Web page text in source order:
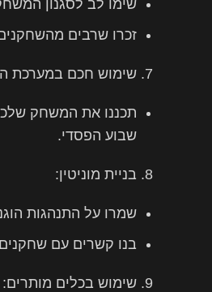
שימו לב לסגנון
זכרו שרבים
שימוש חכם במערכת
תכננו את המשחק
שבוע הפסדי.
בניית מוניטין:
שמרו על התנהגות
בנו קשרים עם שחקנים
שימוש בכלים מותרים: